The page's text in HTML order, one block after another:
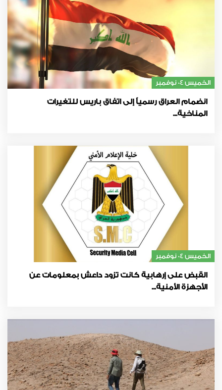
الخميس 04 نوفمبر
انضمام العراق رسمياً إلى اتفاق باريس للتغيرات
المناخية...
الخميس 04 نوفمبر
القبض على إرهابية كانت تزود داعش بمعلومات عن
الأجهزة الأمنية...